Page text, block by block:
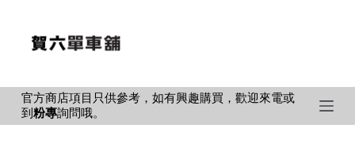
o
官方商店項目只供參考，如有興趣購買，歡迎來電或
到 粉專詢問哦。